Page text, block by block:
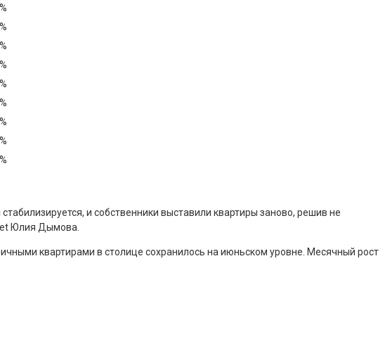
и собственники выставили квартиры заново, решив не
Юлия Дымова.
квартирами в столице сохранилось на июньском уровне. Месячный рост